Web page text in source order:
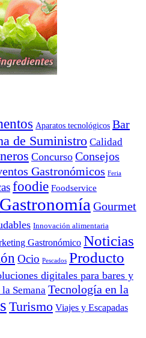
Aparatos tecnológicos Bar
de Suministro Calidad
Concurso Consejos
Gastronómicos Feria
foodie Foodservice
Gastronomía Gourmet
Innovación alimentaria
Gastronómico Noticias
Ocio Pescados Producto
digitales para bares y
Semana Tecnología en la
Turismo Viajes y Escapadas